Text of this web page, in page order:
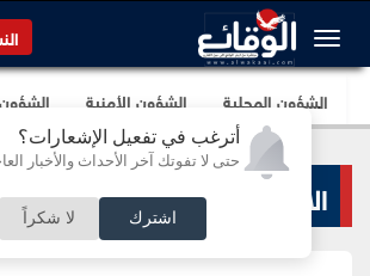
أترغب في تفعيل الإشعارات؟
حتى لا تفوتك آخر الأحداث والأخبار
اشترك لا شكراً
الشؤون المحلية الشؤون الأمنية
الاخبار الرياضية